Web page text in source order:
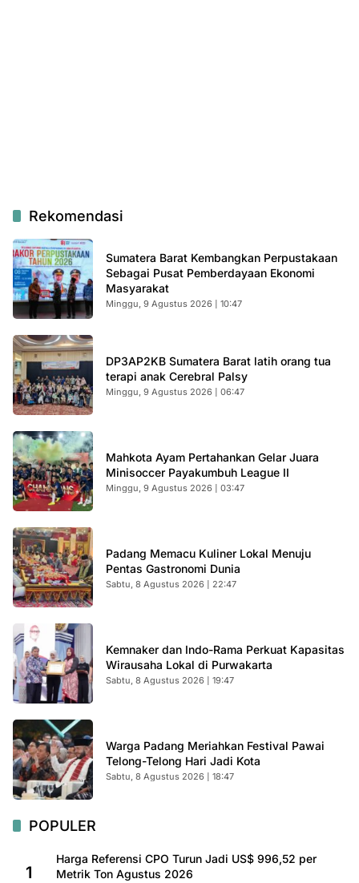
Rekomendasi
Sumatera Barat Kembangkan Perpustakaan
Sebagai Pusat Pemberdayaan Ekonomi
Masyarakat
Minggu, 9 Agustus 2026 | 10:47
DP3AP2KB Sumatera Barat latih orang tua
terapi anak Cerebral Palsy
Minggu, 9 Agustus 2026 | 06:47
Mahkota Ayam Pertahankan Gelar Juara
Minisoccer Payakumbuh League II
Minggu, 9 Agustus 2026 | 03:47
Padang Memacu Kuliner Lokal Menuju
Pentas Gastronomi Dunia
Sabtu, 8 Agustus 2026 | 22:47
Kemnaker dan Indo-Rama Perkuat Kapasitas
Wirausaha Lokal di Purwakarta
Sabtu, 8 Agustus 2026 | 19:47
Warga Padang Meriahkan Festival Pawai
Telong-Telong Hari Jadi Kota
Sabtu, 8 Agustus 2026 | 18:47
POPULER
1
Harga Referensi CPO Turun Jadi US$ 996,52 per
Metrik Ton Agustus 2026